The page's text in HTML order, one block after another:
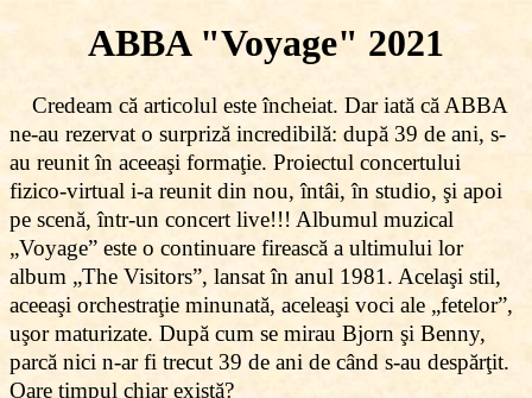
ABBA "Voyage" 2021
Credeam că articolul este încheiat. Dar iată că ABBA
ne-au rezervat o surpriză incredibilă: după 39 de ani, s-
au reunit în aceeaşi formaţie. Proiectul concertului
fizico-virtual i-a reunit din nou, întâi, în studio, şi apoi
pe scenă, într-un concert live!!! Albumul muzical
„Voyage” este o continuare firească a ultimului lor
album „The Visitors”, lansat în anul 1981. Acelaşi stil,
aceeaşi orchestraţie minunată, aceleaşi voci ale „fetelor”,
uşor maturizate. După cum se mirau Bjorn şi Benny,
parcă nici n-ar fi trecut 39 de ani de când s-au despărţit.
Oare timpul chiar există?